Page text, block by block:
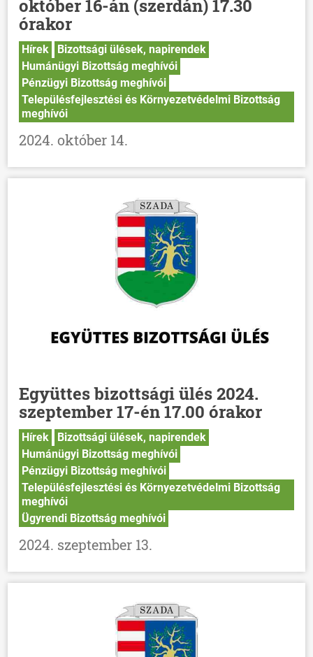
október 16-án (szerdán) 17.30
órakor
Hírek
Bizottsági ülések, napirendek
Humánügyi Bizottság meghívói
Pénzügyi Bizottság meghívói
Településfejlesztési és Környezetvédelmi Bizottság
meghívói
2024. október 14.
Együttes bizottsági ülés 2024.
szeptember 17-én 17.00 órakor
Hírek
Bizottsági ülések, napirendek
Humánügyi Bizottság meghívói
Pénzügyi Bizottság meghívói
Településfejlesztési és Környezetvédelmi Bizottság
meghívói
Ügyrendi Bizottság meghívói
2024. szeptember 13.